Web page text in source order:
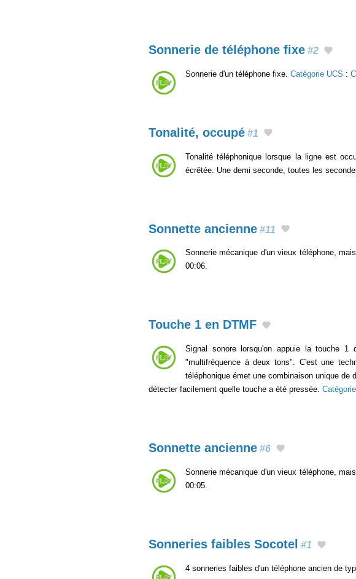
Sonnerie de téléphone fixe #2
Sonnerie d'un téléphone fixe. Catégorie UCS :
Tonalité, occupé #1
Tonalité téléphonique lorsque la ligne est
écrêtée. Une demi seconde, toutes les
Sonnette ancienne #11
Sonnerie mécanique d'un vieux téléphone,
00:06.
Touche 1 en DTMF
Signal sonore lorsqu'on appuie la touche 1
"multifréquence à deux tons". C'est une
téléphonique émet une combinaison unique
détecter facilement quelle touche a été pressée.
Sonnette ancienne #6
Sonnerie mécanique d'un vieux téléphone,
00:05.
Sonneries faibles Socotel #1
4 sonneries faibles d'un téléphone ancien de